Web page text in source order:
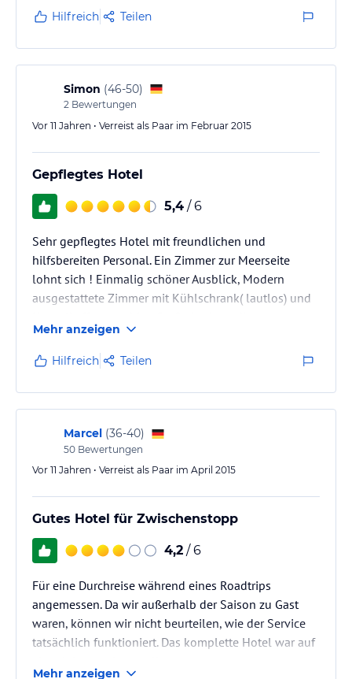
aber o.k. etwas hellhörig.
Lift o.k, Treppenhaus blättern alle Tapeten ab -
schade!
Frühstück klein, aber für uns völlig ausreichend
(Salamis, Schinken, Käse / Würstl, Rührei, Gemüse /
Joghurtbecher, Obst / Marmelade, Butter, Honig-
Schälchen/ div.…
Hilfreich Teilen
Simon (46-50)
2 Bewertungen
Vor 11 Jahren • Verreist als Paar im Februar 2015
Gepflegtes Hotel
5,4 / 6
Sehr gepflegtes Hotel mit freundlichen und
hilfsbereiten Personal. Ein Zimmer zur Meerseite
lohnt sich ! Einmalig schöner Ausblick, Modern
ausgestattete Zimmer mit Kühlschrank( lautlos) und
Dusche.Flachbildschirm( vier deutsche Sender)
Mehr anzeigen
Hilfreich Teilen
Marcel (36-40)
50 Bewertungen
Vor 11 Jahren • Verreist als Paar im April 2015
Gutes Hotel für Zwischenstopp
4,2 / 6
Für eine Durchreise während eines Roadtrips
angemessen. Da wir außerhalb der Saison zu Gast
waren, können wir nicht beurteilen, wie der Service
tatsächlich funktioniert. Das komplette Hotel war auf
Mehr anzeigen